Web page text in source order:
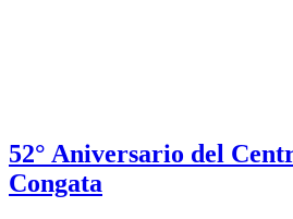
52° Aniversario del
Congata